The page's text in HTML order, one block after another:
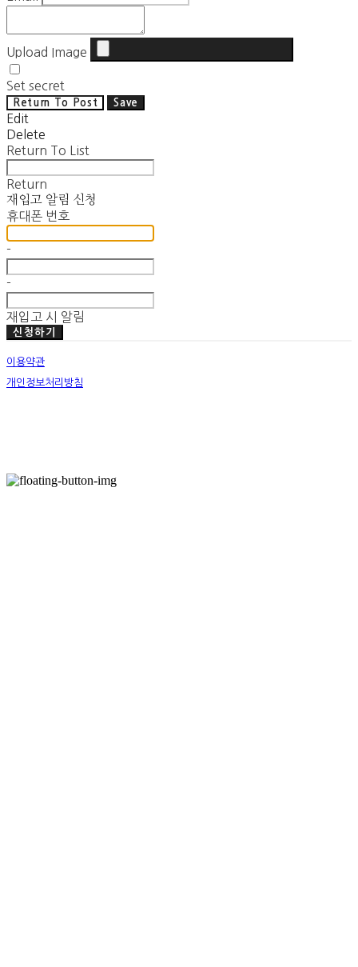
Upload Image
Set secret
Return To Post Save
Edit
Delete
Return To List
Return
재입고 알림 신청
휴대폰 번호
-
-
재입고 시 알림
신청하기
이용약관
개인정보처리방침